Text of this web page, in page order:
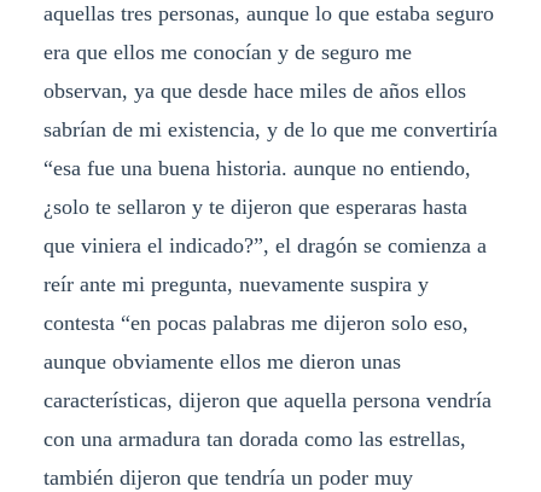
aquellas tres personas, aunque lo que estaba seguro
era que ellos me conocían y de seguro me
observan, ya que desde hace miles de años ellos
sabrían de mi existencia, y de lo que me convertiría
“esa fue una buena historia. aunque no entiendo,
¿solo te sellaron y te dijeron que esperaras hasta
que viniera el indicado?”, el dragón se comienza a
reír ante mi pregunta, nuevamente suspira y
contesta “en pocas palabras me dijeron solo eso,
aunque obviamente ellos me dieron unas
características, dijeron que aquella persona vendría
con una armadura tan dorada como las estrellas,
también dijeron que tendría un poder muy